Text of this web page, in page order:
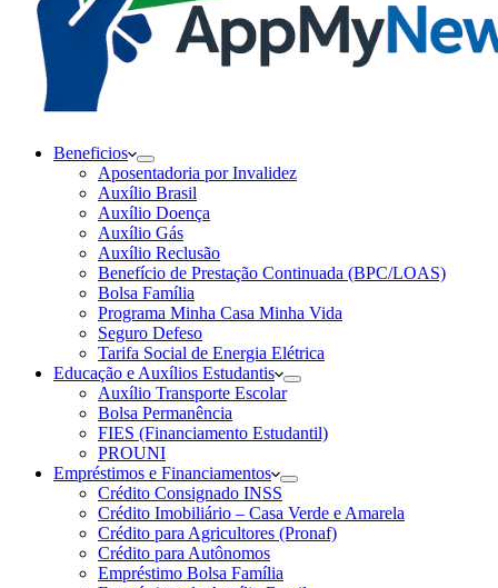
Beneficios
Aposentadoria por Invalidez
Auxílio Brasil
Auxílio Doença
Auxílio Gás
Auxílio Reclusão
Benefício de Prestação Continuada (BPC/LOAS)
Bolsa Família
Programa Minha Casa Minha Vida
Seguro Defeso
Tarifa Social de Energia Elétrica
Educação e Auxílios Estudantis
Auxílio Transporte Escolar
Bolsa Permanência
FIES (Financiamento Estudantil)
PROUNI
Empréstimos e Financiamentos
Crédito Consignado INSS
Crédito Imobiliário – Casa Verde e Amarela
Crédito para Agricultores (Pronaf)
Crédito para Autônomos
Empréstimo Bolsa Família